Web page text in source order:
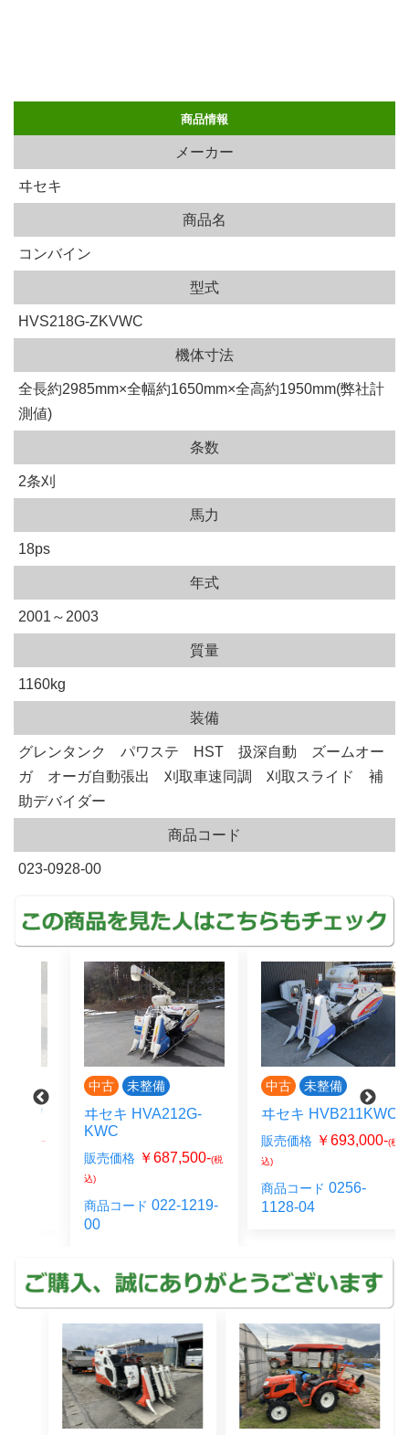
商品情報
メーカー
ヰセキ
商品名
コンバイン
型式
HVS218G-ZKVWC
機体寸法
全長約2985mm×全幅約1650mm×全高約1950mm(弊社計
測値)
条数
2条刈
馬力
18ps
年式
2001～2003
質量
1160kg
装備
グレンタンク パワステ HST 扱深自動 ズームオー
ガ オーガ自動張出 刈取車速同調 刈取スライド 補
助デバイダー
商品コード
023-0928-00
中古 未整備
ヰセキ HVA212G-
KWC
販売価格 ￥687,500-(税
商品コード022-1219-
中古 未整備
ヰセキ HVB211KWC
販売価格 ￥693,000-(税
商品コード0256-
1128-04